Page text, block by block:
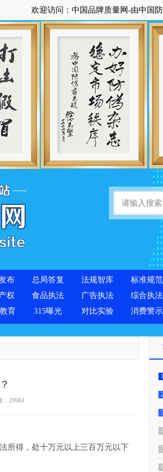
欢迎访问：中国品牌质量网-由中国防伪行
布 总局答复 法规智库 标准规范
权 食品执法 广告执法 综合执法
育 315曝光 对比实验 消费警示
29984
得，处十万元以上三百万元以下
1